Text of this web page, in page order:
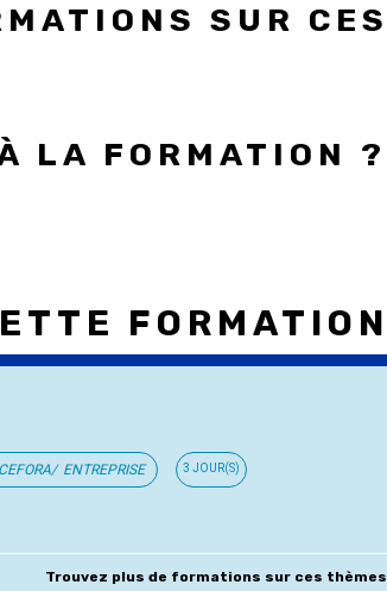
SUR CES
LA FORMATION ?
FORMATION
CEFORA ENTREPRISE 3 JOUR(S)
Trouvez plus de formations sur ces thèmes